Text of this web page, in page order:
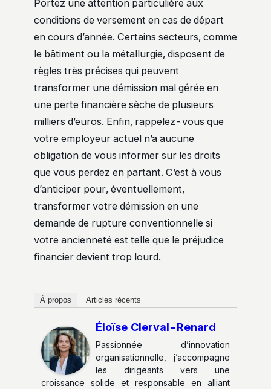
Portez une attention particulière aux
conditions de versement en cas de départ
en cours d’année. Certains secteurs, comme
le bâtiment ou la métallurgie, disposent de
règles très précises qui peuvent
transformer une démission mal gérée en
une perte financière sèche de plusieurs
milliers d’euros. Enfin, rappelez-vous que
votre employeur actuel n’a aucune
obligation de vous informer sur les droits
que vous perdez en partant. C’est à vous
d’anticiper pour, éventuellement,
transformer votre démission en une
demande de rupture conventionnelle si
votre ancienneté est telle que le préjudice
financier devient trop lourd.
À propos Articles récents
Éloïse Clerval-Renard
Passionnée d’innovation
organisationnelle, j’accompagne
les dirigeants vers une
croissance solide et responsable en alliant